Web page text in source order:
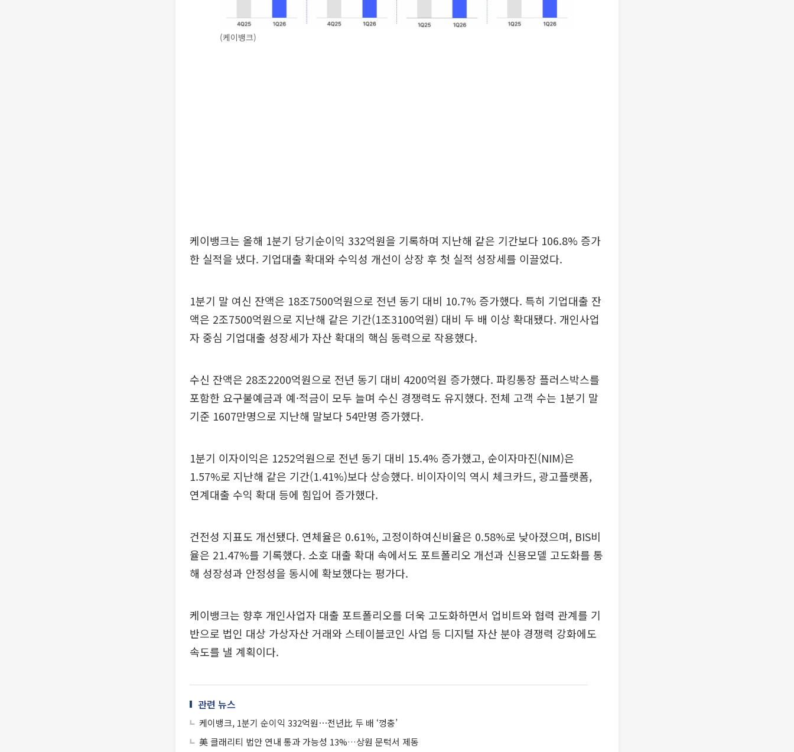
(케이뱅크)
케이뱅크는 올해 1분기 당기순이익 332억원을 기록하며 지난해 같은 기간보다 106.8% 증가
한 실적을 냈다. 기업대출 확대와 수익성 개선이 상장 후 첫 실적 성장세를 이끌었다.
1분기 말 여신 잔액은 18조7500억원으로 전년 동기 대비 10.7% 증가했다. 특히 기업대출 잔
액은 2조7500억원으로 지난해 같은 기간(1조3100억원) 대비 두 배 이상 확대됐다. 개인사업
자 중심 기업대출 성장세가 자산 확대의 핵심 동력으로 작용했다.
수신 잔액은 28조2200억원으로 전년 동기 대비 4200억원 증가했다. 파킹통장 플러스박스를
포함한 요구불예금과 예·적금이 모두 늘며 수신 경쟁력도 유지했다. 전체 고객 수는 1분기 말
기준 1607만명으로 지난해 말보다 54만명 증가했다.
1분기 이자이익은 1252억원으로 전년 동기 대비 15.4% 증가했고, 순이자마진(NIM)은
1.57%로 지난해 같은 기간(1.41%)보다 상승했다. 비이자이익 역시 체크카드, 광고플랫폼,
연계대출 수익 확대 등에 힘입어 증가했다.
건전성 지표도 개선됐다. 연체율은 0.61%, 고정이하여신비율은 0.58%로 낮아졌으며, BIS비
율은 21.47%를 기록했다. 소호 대출 확대 속에서도 포트폴리오 개선과 신용모델 고도화를 통
해 성장성과 안정성을 동시에 확보했다는 평가다.
케이뱅크는 향후 개인사업자 대출 포트폴리오를 더욱 고도화하면서 업비트와 협력 관계를 기
반으로 법인 대상 가상자산 거래와 스테이블코인 사업 등 디지털 자산 분야 경쟁력 강화에도
속도를 낼 계획이다.
관련 뉴스
케이뱅크, 1분기 순이익 332억원⋯전년比 두 배 ‘껑충’
美 클래리티 법안 연내 통과 가능성 13%…상원 문턱서 제동